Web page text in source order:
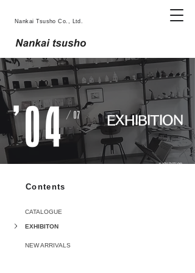
Nankai Tsusho Co., Ltd.
EXHIBITION
exhibition
Contents
EXHIBITON
NEW ARRIVALS
CATALOGUE